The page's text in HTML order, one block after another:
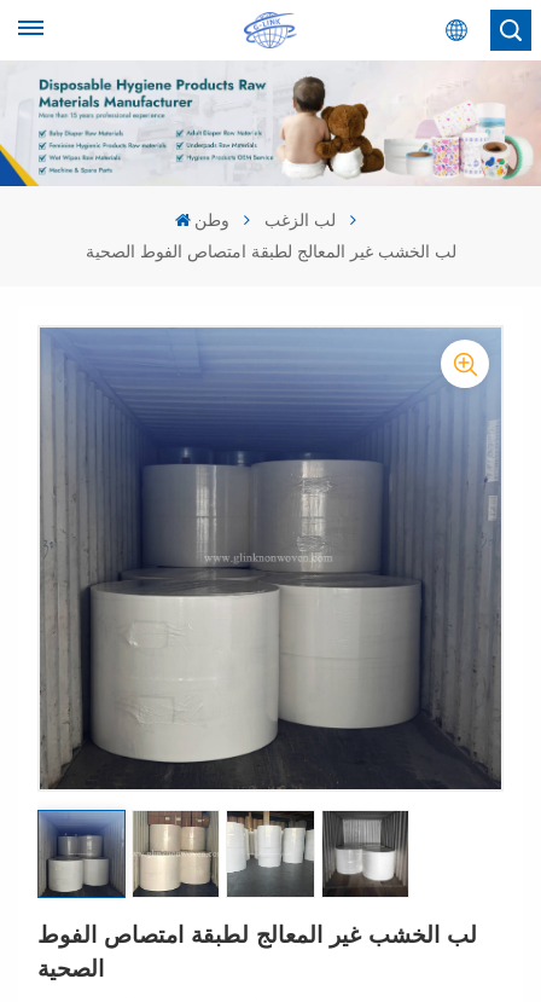
عربي
English
عربي
وطن
لب الزغب
لب الخشب غير المعالج لطبقة امتصاص الفوط الصحية
لب الخشب غير المعالج لطبقة امتصاص الفوط
الصحية